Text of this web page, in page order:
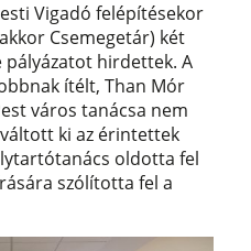
Vigadó felépítésekor
Csemegetár) két
pályázatot hirdettek. A
ítélt, Than Mór
város tanácsa nem
ki az érintettek
oldotta fel
szólította fel a